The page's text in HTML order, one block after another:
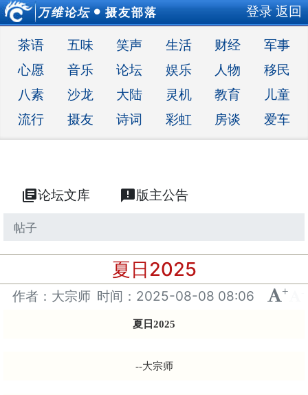
万维论坛 ● 摄友部落 登录 返回
茶语 五味 笑声 生活 财经
军事
心愿
音乐 论坛 娱乐 人物
移民
八素
沙龙 大陆 灵机 教育
儿童
流行
摄友 诗词 彩虹 房谈 爱车
library_books论坛文库 announcement版主公告
帖子
夏日2025
作者：大宗师 时间： 2025-08-08 08:06 +
夏日2025
--大宗师